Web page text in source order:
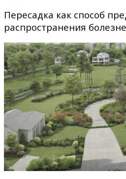
Пересадка как способ
распространения